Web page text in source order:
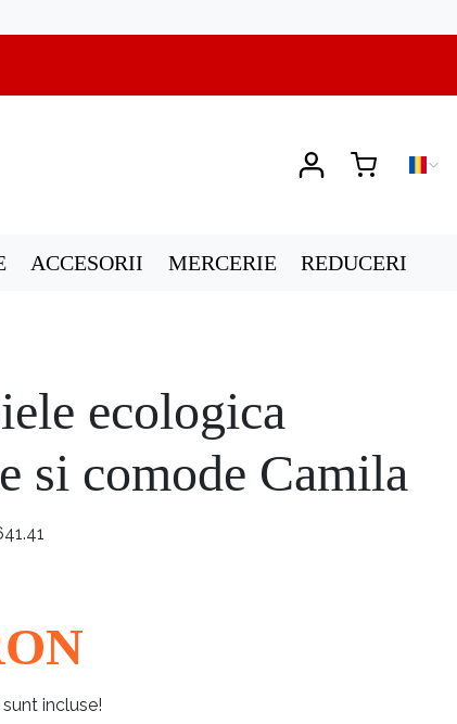
ACCESORII MERCERIE REDUCERI
ecologica
si comode Camila
incluse!